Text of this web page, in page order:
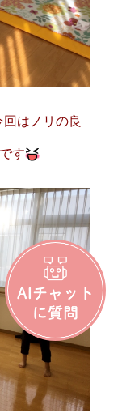
回はノリの良
す